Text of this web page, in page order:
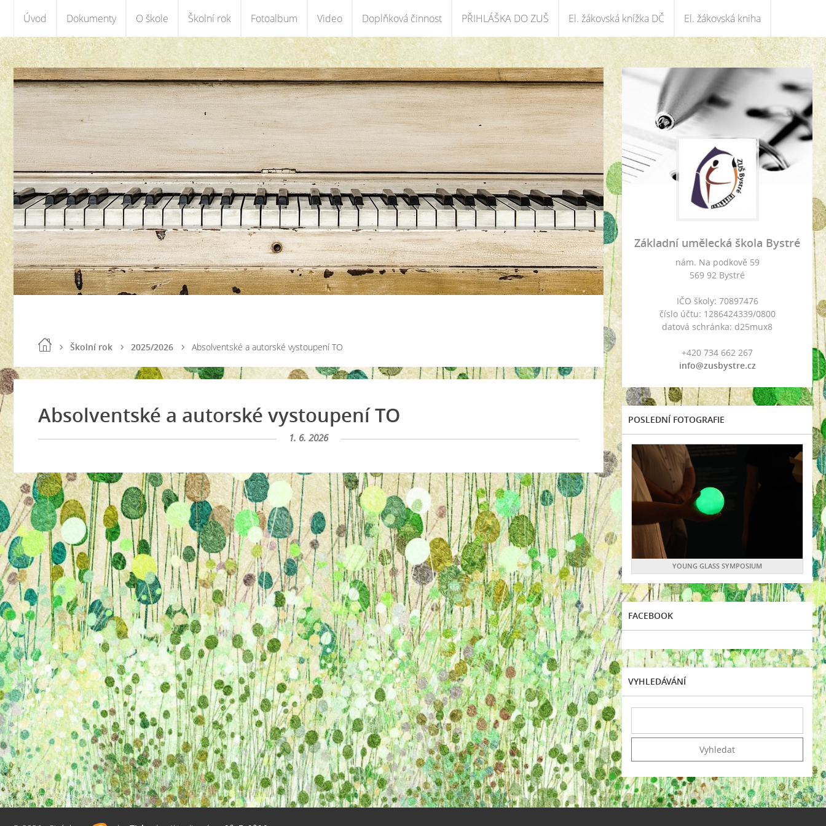
Úvod Dokumenty O škole Školní rok Fotoalbum Video Doplňková činnost PŘIHLÁŠKA DO ZUŠ El. žákovská knížka DČ El. žákovská kniha
Školní rok 2025/2026 Absolventské a autorské vystoupení TO
Absolventské a autorské vystoupení TO
1. 6. 2026
Základní umělecká škola Bystré
nám. Na podkově 59
569 92 Bystré
IČO školy: 70897476
číslo účtu: 1286424339/0800
datová schránka: d25mux8
+420 734 662 267
info@zusbystre.cz
POSLEDNÍ FOTOGRAFIE
YOUNG GLASS SYMPOSIUM
FACEBOOK
VYHLEDÁVÁNÍ